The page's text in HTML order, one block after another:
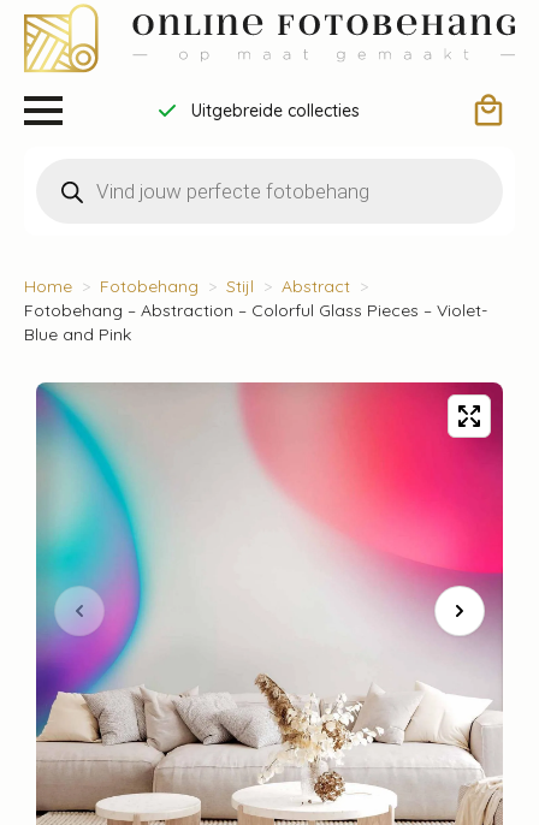
Uitgebreide collecties
zoeken
Home Fotobehang Stijl
Abstract
Fotobehang – Abstraction – Colorful Glass Pieces – Violet-
Blue and Pink